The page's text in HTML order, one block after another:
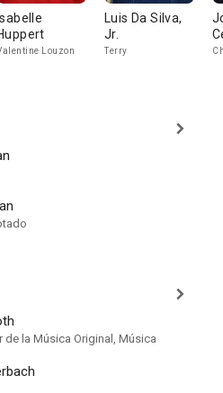
Isabelle
Louzon
Luis Da Silva,
Jr.
Terry
de la Música Original, Música